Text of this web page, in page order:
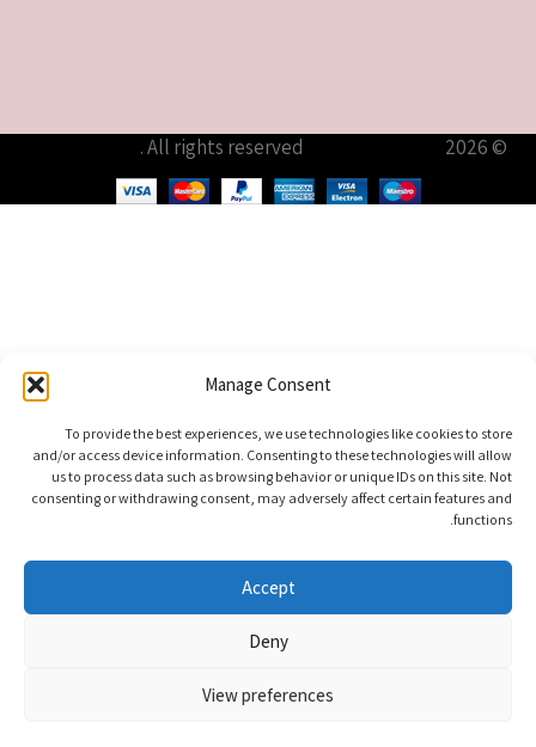
Manage Consent
To provide the best experiences, we use technologies like cookies to store
and/or access device information. Consenting to these technologies will allow
us to process data such as browsing behavior or unique IDs on this site. Not
consenting or withdrawing consent, may adversely affect certain features and
functions.
Accept
Deny
View preferences
© 2026
. All rights reserved